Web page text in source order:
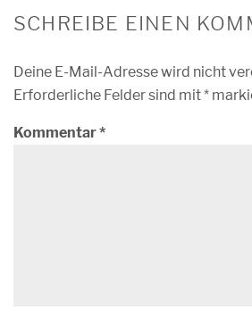
SCHREIBE EINEN
Deine E-Mail-Adresse wird nicht
Erforderliche Felder sind mit*
Kommentar*